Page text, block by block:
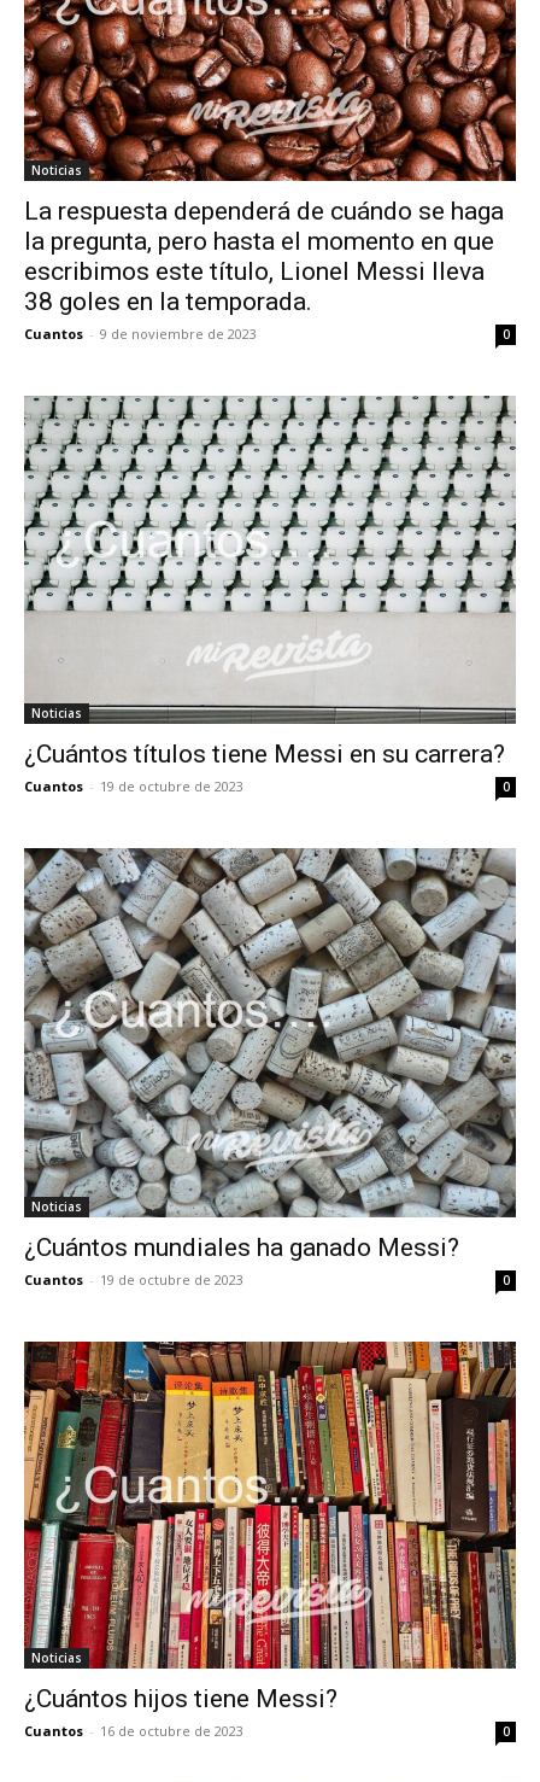
Noticias
La respuesta dependerá de cuándo se haga
la pregunta, pero hasta el momento en que
escribimos este título, Lionel Messi lleva
38 goles en la temporada.
Cuantos - 9 de noviembre de 2023 0
Noticias
¿Cuántos títulos tiene Messi en su carrera?
Cuantos - 19 de octubre de 2023 0
Noticias
¿Cuántos mundiales ha ganado Messi?
Cuantos - 19 de octubre de 2023 0
Noticias
¿Cuántos hijos tiene Messi?
Cuantos - 16 de octubre de 2023 0